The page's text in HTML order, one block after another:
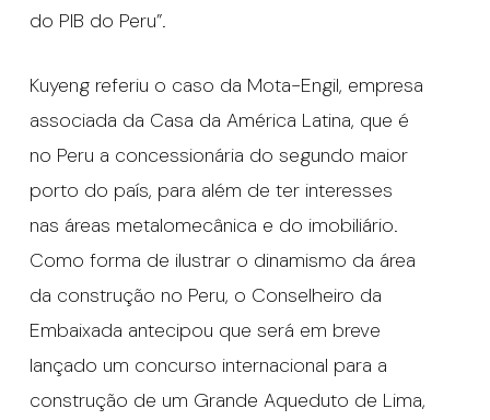
do PIB do Peru”.
Kuyeng referiu o caso da Mota-Engil, empresa
associada da Casa da América Latina, que é
no Peru a concessionária do segundo maior
porto do país, para além de ter interesses
nas áreas metalomecânica e do imobiliário.
Como forma de ilustrar o dinamismo da área
da construção no Peru, o Conselheiro da
Embaixada antecipou que será em breve
lançado um concurso internacional para a
construção de um Grande Aqueduto de Lima,